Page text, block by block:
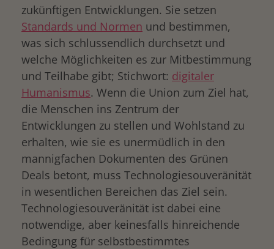
zukünftigen Entwicklungen. Sie setzen
Standards und Normen und bestimmen,
was sich schlussendlich durchsetzt und
welche Möglichkeiten es zur Mitbestimmung
und Teilhabe gibt; Stichwort: digitaler
Humanismus. Wenn die Union zum Ziel hat,
die Menschen ins Zentrum der
Entwicklungen zu stellen und Wohlstand zu
erhalten, wie sie es unermüdlich in den
mannigfachen Dokumenten des Grünen
Deals betont, muss Technologiesouveränität
in wesentlichen Bereichen das Ziel sein.
Technologiesouveränität ist dabei eine
notwendige, aber keinesfalls hinreichende
Bedingung für selbstbestimmtes